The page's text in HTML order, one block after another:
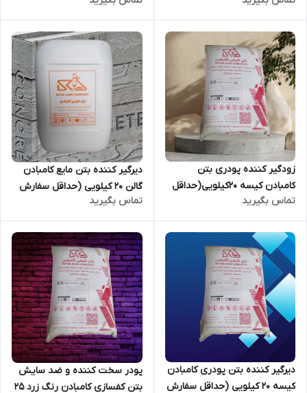
زودگیر کننده پودری بتن
کامبادن کیسه 20کیلویی(حداقل
سفارش 80 عدد)
تماس بگیرید
دیرگیر کننده بتن مایع کامبادن
گالن 20 کیلویی (حداقل سفارش
10 عدد)
تماس بگیرید
دیرگیر کننده بتن پودری کامبادن
کیسه 20 کیلویی (حداقل سفارش
پودر سخت کننده و ضد سایش
بتن کفسازی کامبادن رنگ زرد 25